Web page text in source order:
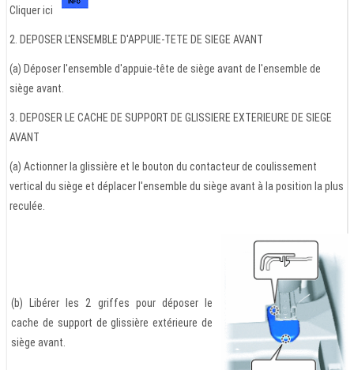
Cliquer ici
2. DEPOSER L'ENSEMBLE D'APPUIE-TETE DE SIEGE AVANT
(a) Déposer l'ensemble d'appuie-tête de siège avant de l'ensemble de
siège avant.
3. DEPOSER LE CACHE DE SUPPORT DE GLISSIERE EXTERIEURE DE SIEGE
AVANT
(a) Actionner la glissière et le bouton du contacteur de coulissement
vertical du siège et déplacer l'ensemble du siège avant à la position la plus
reculée.
(b) Libérer les 2 griffes pour déposer le
cache de support de glissière extérieure de
siège avant.